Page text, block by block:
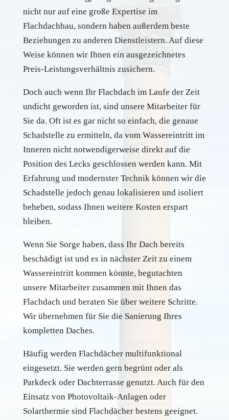
nicht nur auf eine große Expertise im
Flachdachbau, sondern haben außerdem beste
Beziehungen zu anderen Dienstleistern. Auf diese
Weise können wir Ihnen ein ausgezeichnetes
Preis-Leistungsverhältnis zusichern.
Doch auch wenn Ihr Flachdach im Laufe der Zeit
undicht geworden ist, sind unsere Mitarbeiter für
Sie da. Oft ist es gar nicht so einfach, die genaue
Schadstelle zu ermitteln, da vom Wassereintritt im
Inneren nicht notwendigerweise direkt auf die
Position des Lecks geschlossen werden kann. Mit
Erfahrung und modernster Technik können wir die
Schadstelle jedoch genau lokalisieren und isoliert
beheben, sodass Ihnen weitere Kosten erspart
bleiben.
Wenn Sie Sorge haben, dass Ihr Dach bereits
beschädigt ist und es in nächster Zeit zu einem
Wassereintritt kommen könnte, begutachten
unsere Mitarbeiter zusammen mit Ihnen das
Flachdach und beraten Sie über weitere Schritte.
Wir übernehmen für Sie die Sanierung Ihres
kompletten Daches.
Häufig werden Flachdächer multifunktional
eingesetzt. Sie werden gern begrünt oder als
Parkdeck oder Dachterrasse genutzt. Auch für den
Einsatz von Photovoltaik-Anlagen oder
Solarthermie sind Flachdächer bestens geeignet.